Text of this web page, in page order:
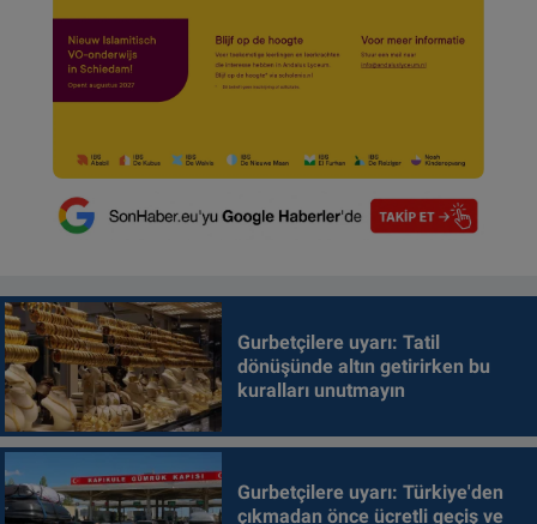
Gurbetçilere uyarı: Tatil
dönüşünde altın getirirken bu
kuralları unutmayın
Gurbetçilere uyarı: Türkiye'den
çıkmadan önce ücretli geçiş ve